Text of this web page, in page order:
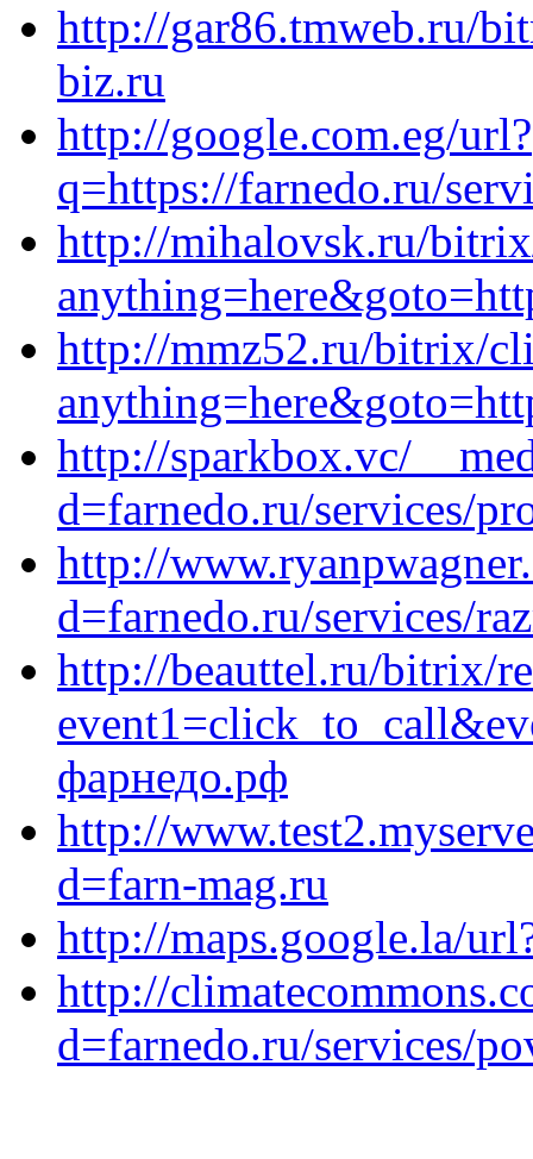
http://gar86.tmweb.ru/
biz.ru
http://google.com.eg/url?
q=https://farnedo.ru/
http://mihalovsk.ru/
http://mmz52.ru/bitrix/
http://sparkbox.vc/
d=farnedo.ru/services/
http://
d=farnedo.ru/services/
http://beauttel.ru/bitrix/
фарнедо.рф
http://
d=farn-mag.ru
http://maps.google.la/
http://
d=farnedo.ru/services/